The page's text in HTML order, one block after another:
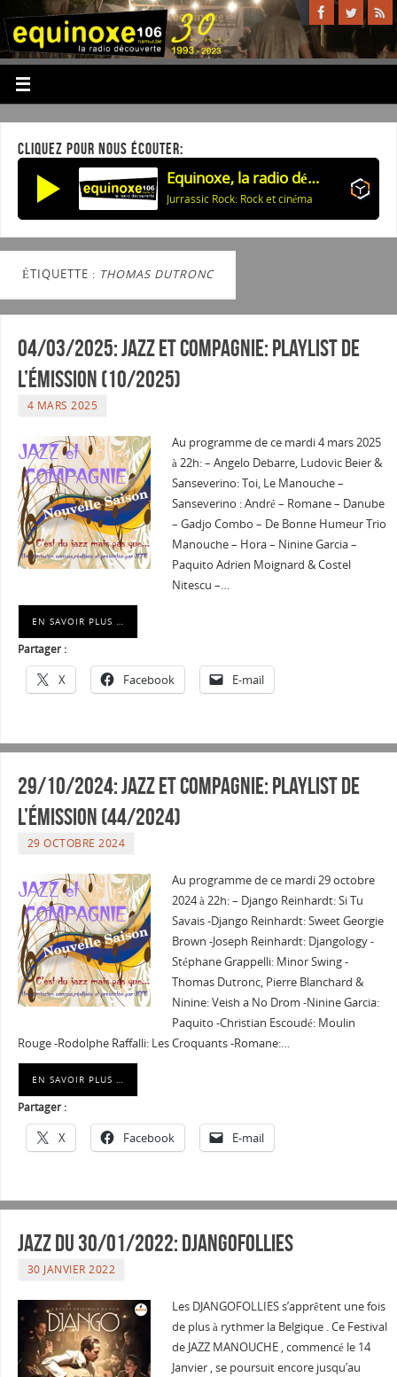
CLIQUEZ POUR NOUS ÉCOUTER:
Equinoxe, la radio découverte
Jurrassic Rock: Rock et cinéma
ÉTIQUETTE : THOMAS DUTRONC
04/03/2025: Jazz et Compagnie: Playlist de
l’émission (10/2025)
4 MARS 2025
Au programme de ce mardi 4 mars 2025
à 22h: – Angelo Debarre, Ludovic Beier &
Sanseverino: Toi, Le Manouche –
Sanseverino : André – Romane – Danube
– Gadjo Combo – De Bonne Humeur Trio
Manouche – Hora – Ninine Garcia –
Paquito Adrien Moignard & Costel
Nitescu –…
EN SAVOIR PLUS …
Partager :
X Facebook E-mail
29/10/2024: Jazz et Compagnie: Playlist de
l’émission (44/2024)
29 OCTOBRE 2024
Au programme de ce mardi 29 octobre
2024 à 22h: – Django Reinhardt: Si Tu
Savais -Django Reinhardt: Sweet Georgie
Brown -Joseph Reinhardt: Djangology -
Stéphane Grappelli: Minor Swing -
Thomas Dutronc, Pierre Blanchard &
Ninine: Veish a No Drom -Ninine Garcia:
Paquito -Christian Escoudé: Moulin
Rouge -Rodolphe Raffalli: Les Croquants -Romane:…
EN SAVOIR PLUS …
Partager :
X Facebook E-mail
JAZZ du 30/01/2022: DJANGOFOLLIES
30 JANVIER 2022
Les DJANGOFOLLIES s’apprêtent une fois
de plus à rythmer la Belgique . Ce Festival
de JAZZ MANOUCHE , commencé le 14
Janvier , se poursuit encore jusqu’au